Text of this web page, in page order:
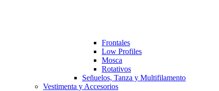
Frontales
Low Profiles
Mosca
Rotativos
Señuelos, Tanza y Multifilamento
Vestimenta y Accesorios